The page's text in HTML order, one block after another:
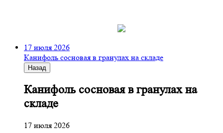
17 июля 2026
Канифоль сосновая в гранулах на складе
Назад
Канифоль сосновая в гранулах на
складе
17 июля 2026